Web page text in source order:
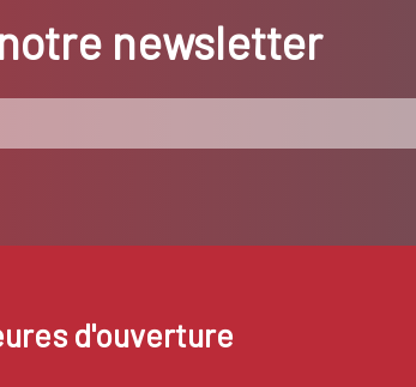
newsletter
d'ouverture